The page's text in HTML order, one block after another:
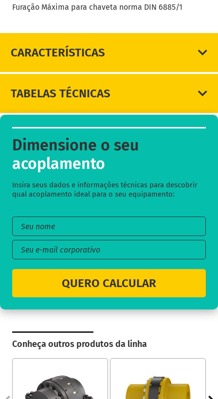
Furação Máxima para chaveta norma DIN 6885/1
CARACTERÍSTICAS
TABELAS TÉCNICAS
Dimensione o seu
acoplamento
Insira seus dados e informações técnicas para descobrir
qual acoplamento ideal para o seu equipamento:
QUERO CALCULAR
Conheça outros produtos da linha